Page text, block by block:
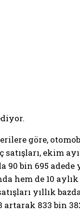
göre,
ekim
90 bin 695
hem de 10
yıllık
833 bin